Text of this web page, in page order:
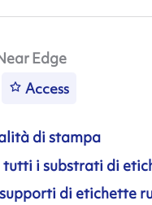
Edge
Access
di stampa
tutti i substrati di
di etichette